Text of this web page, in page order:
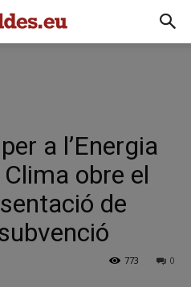
a l’Energia
obre el
de
0
773